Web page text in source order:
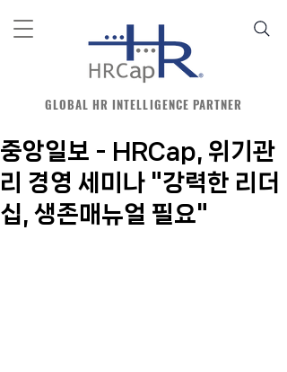
GLOBAL HR INTELLIGENCE PARTNER
중앙일보 - HRCap, 위기관
리 경영 세미나 "강력한 리더
십, 생존매뉴얼 필요"